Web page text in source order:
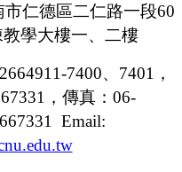
市仁德區二仁路一段60
教學大樓一、二樓
7400、 7401 ，
， 傳真： 06-
Email: